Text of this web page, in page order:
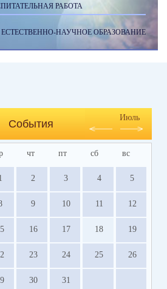
РАБОТА
НАУЧНОЕ ОБРАЗОВАНИЕ
События
Июль
чт пт сб вс
2 3 4 5
9 10 11 12
16 17 18 19
23 24 25 26
30 31